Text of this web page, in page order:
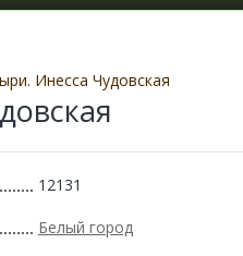
Инесса Чудовская
12131
Белый город